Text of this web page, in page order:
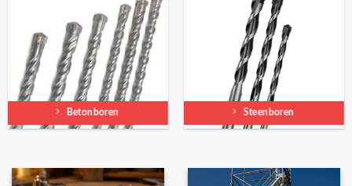
Betonboren Steenboren